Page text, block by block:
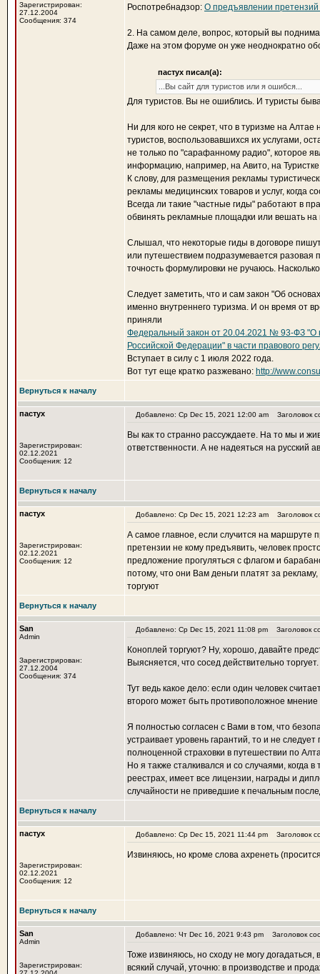
Зарегистрирован:
27.12.2004
Сообщения: 374
Роспотребнадзор: О предъявлении претензий
2. На самом деле, вопрос, который вы
Даже на этом форуме он уже неоднократно
пастух писал(а):
...Вы сайт для туристов или я ошибся...
Для туристов. Вы не ошиблись. И туристы
Ни для кого не секрет, что в туризме на
туристов, воспользовавшихся их услугами,
не только по "сарафанному радио", которое
информацию, например, на Авито, на
К слову, для размещения рекламы
рекламы медицинских товаров и услуг, когда
Всегда ли такие "частные гиды" работают в
обвинять рекламные площадки или вешать
Слышал, что некоторые гиды в договоре
или путешествием подразумевается разовая
точность формулировки не ручаюсь.
Следует заметить, что и сам закон "Об
именно внутреннего туризма. И он время от
приняли
Федеральный закон от 20.04.2021 № 93-ФЗ "О
Российской Федерации" в части правового
Вступает в силу с 1 июля 2022 года.
Вот тут еще кратко разжевано: http://
Вернуться к началу
пастух
Зарегистрирован:
02.12.2021
Сообщения: 12
Добавлено: Ср Dec 15, 2021 12:00 am Заголовок
Вы как то странно рассуждаете. На то мы и
ответственности. А не надеяться на русский
Вернуться к началу
пастух
Зарегистрирован:
02.12.2021
Сообщения: 12
Добавлено: Ср Dec 15, 2021 12:23 am Заголовок
А самое главное, если случится на маршруте
претензии не кому предъявить, человек
предложение прогуляться с флагом и
потому, что они Вам деньги платят за
торгуют
Вернуться к началу
San
Admin
Зарегистрирован:
27.12.2004
Сообщения: 374
Добавлено: Ср Dec 15, 2021 11:08 pm Заголовок
Коноплей торгуют? Ну, хорошо, давайте
Выясняется, что сосед действительно
Тут ведь какое дело: если один человек
второго может быть противоположное мнение
Я полностью согласен с Вами в том, что
устраивает уровень гарантий, то и не
полноценной страховки в путешествии по
Но я также сталкивался и со случаями, когда
реестрах, имеет все лицензии, награды и
случайности не приведшие к печальным
Вернуться к началу
пастух
Зарегистрирован:
02.12.2021
Сообщения: 12
Добавлено: Ср Dec 15, 2021 11:44 pm Заголовок
Извиняюсь, но кроме слова ахренеть
Вернуться к началу
San
Admin
Зарегистрирован:
Добавлено: Чт Dec 16, 2021 9:43 pm Заголовок
Тоже извиняюсь, но сходу не могу
всякий случай, уточню: в производстве и